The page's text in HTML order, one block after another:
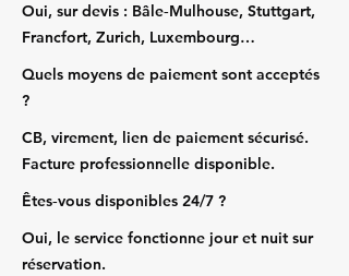
Oui, sur devis : Bâle‑Mulhouse, Stuttgart,
Francfort, Zurich, Luxembourg…
Quels moyens de paiement sont acceptés
?
CB, virement, lien de paiement sécurisé.
Facture professionnelle disponible.
Êtes‑vous disponibles 24/7 ?
Oui, le service fonctionne jour et nuit sur
réservation.